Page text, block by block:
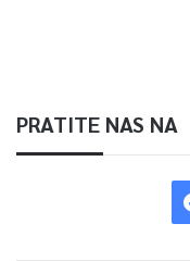
PRATITE NAS NA